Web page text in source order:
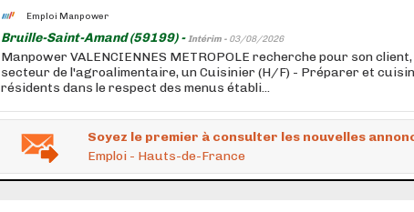
Emploi Manpower
Bruille-Saint-Amand (59199) -Intérim - 03/08/2026
Manpower VALENCIENNES METROPOLE recherche pour son
secteur de l'agroalimentaire, un Cuisinier (H/F) - Préparer et
résidents dans le respect des menus établi...
Soyez le premier à consulter les nouvelles
Emploi - Hauts-de-France